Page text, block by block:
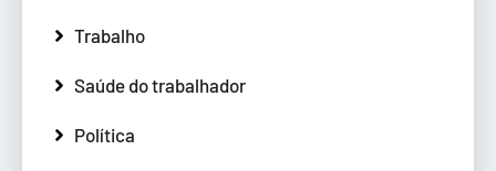
Trabalho
Saúde do trabalhador
Política